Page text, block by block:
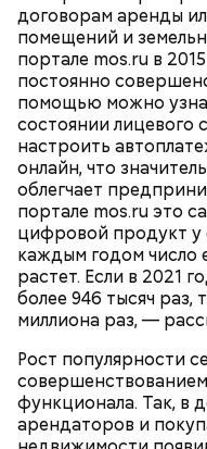
договорам аренды
помещений и
портале mos.ru в
постоянно
помощью можно
состоянии лицевого
настроить
онлайн, что
облегчает
портале mos.ru это
цифровой продукт у
каждым годом число
растет. Если в 2021
более 946 тысяч
миллиона раз, —
Рост популярности
функционала. Так, в
арендаторов и
Где проходит
Большой
впервые увидел
руках. Именно
московское
Михаил Булгаков.
сборнике писателя
сороков».
Парк Горького
Современный парк
Партер, «Музеон»,
горы. В Партере
концерты, отмечают
зимой заливают